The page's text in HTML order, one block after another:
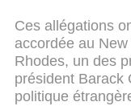
Ces allégations
accordée au
Rhodes, un des
président Barack
politique